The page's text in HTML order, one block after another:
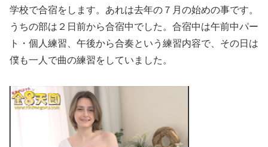
学校で合宿をします。あれは去年の７月の始めの事です。
うちの部は２日前から合宿中でした。合宿中は午前中パー
ト・個人練習、午後から合奏という練習内容で、その日は
僕も一人で曲の練習をしていました。